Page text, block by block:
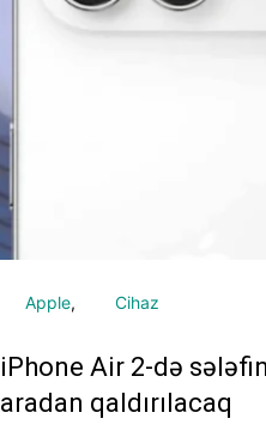
Apple Cihaz
iPhone Air 2-də
aradan qaldırılacaq